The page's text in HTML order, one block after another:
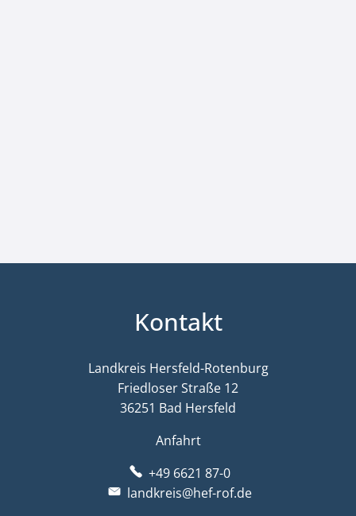
Kontakt
Landkreis Hersfeld-Rotenburg
Friedloser Straße 12
36251 Bad Hersfeld
Anfahrt
+49 6621 87-0
landkreis@hef-rof.de